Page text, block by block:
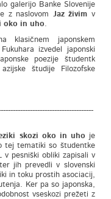
galerijo Banke Slovenije
z naslovom Jaz živim v
oko in uho.
klasičnem japonskem
izvedel japonski
poezije študentk
študije Filozofske
skozi oko in uho je
tej tematiki so študentke
v pesniški obliki zapisali v
jih prevedli v slovenski
in toku prostih asociacij,
Ker pa so japonska,
vseskozi prežeti z